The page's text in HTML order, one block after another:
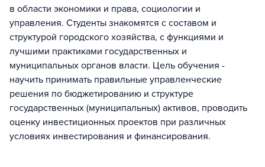
в области экономики и права, социологии и
управления. Студенты знакомятся с составом и
структурой городского хозяйства, с функциями и
лучшими практиками государственных и
муниципальных органов власти. Цель обучения -
научить принимать правильные управленческие
решения по бюджетированию и структуре
государственных (муниципальных) активов, проводить
оценку инвестиционных проектов при различных
условиях инвестирования и финансирования.